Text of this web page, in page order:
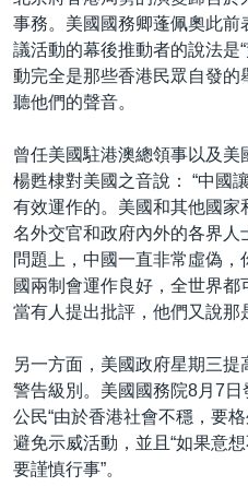
事務。美國國務卿蓬佩奧此
議活動的幕後推動者的說法是
動完全是那些香港民眾自發
聽他們的聲音。
曾任美國駐港澳總領事以及
楊甦棣對美國之音說： “中國
有效運作的。美國和其他國
名外交官和政府內外的各界
問題上，中國一直非常虛偽
國兩制會運作良好，全世界
當有人提出批評，他們又說那
另一方面，美國政府星期三
警告級別。美國國務院8月7
公民“由於香港社會不穩，要
避免示威活動，並且“如果意
要謹慎行事”。